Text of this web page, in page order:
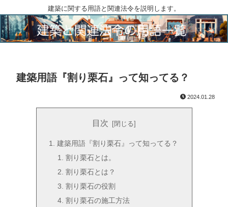
建築に関する用語と関連法令を説明します。
建築用語『割り栗石』って知ってる？
2024.01.28
目次
建築用語『割り栗石』って知ってる？
割り栗石とは。
割り栗石とは？
割り栗石の役割
割り栗石の施工方法